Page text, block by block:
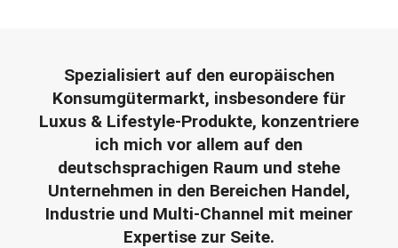
Spezialisiert auf den europäischen
Konsumgütermarkt, insbesondere für
Luxus & Lifestyle-Produkte, konzentriere
ich mich vor allem auf den
deutschsprachigen Raum und stehe
Unternehmen in den Bereichen Handel,
Industrie und Multi-Channel mit meiner
Expertise zur Seite.